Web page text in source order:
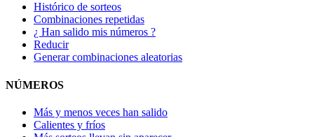
Histórico de sorteos
Combinaciones repetidas
¿ Han salido mis números ?
Reducir
Generar combinaciones aleatorias
NÚMEROS
Más y menos veces han salido
Calientes y fríos